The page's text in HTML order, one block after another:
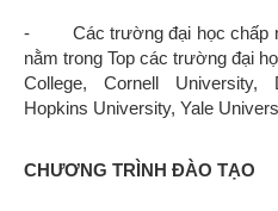
- Các trường đại học chấp
nằm trong Top các trường đại
College, Cornell University,
Hopkins University, Yale
CHƯƠNG TRÌNH ĐÀO TẠO